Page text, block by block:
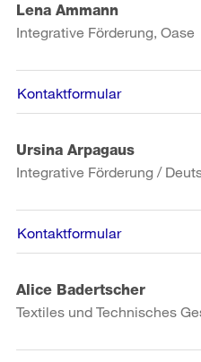
Lena Ammann
Integrative Förderung, Oase
Kontaktformular
Ursina Arpagaus
Integrative Förderung /
Kontaktformular
Alice Badertscher
Textiles und Technisches